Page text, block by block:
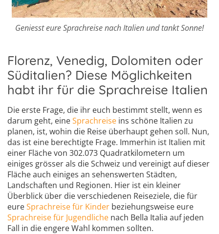
Geniesst eure Sprachreise nach Italien und tankt Sonne!
Florenz, Venedig, Dolomiten oder
Süditalien? Diese Möglichkeiten
habt ihr für die Sprachreise Italien
Die erste Frage, die ihr euch bestimmt stellt, wenn es
darum geht, eineSprachreise ins schöne Italien zu
planen, ist, wohin die Reise überhaupt gehen soll. Nun,
das ist eine berechtigte Frage. Immerhin ist Italien mit
einer Fläche von 302.073 Quadratkilometern um
einiges grösser als die Schweiz und vereinigt auf dieser
Fläche auch einiges an sehenswerten Städten,
Landschaften und Regionen. Hier ist ein kleiner
Überblick über die verschiedenen Reiseziele, die für
eureSprachreise für Kinder beziehungsweise eure
Sprachreise für Jugendliche nach Bella Italia auf jeden
Fall in die engere Wahl kommen sollten.